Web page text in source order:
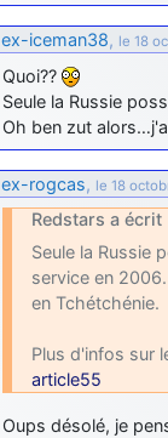
ex-iceman38, le 18
Quoi??
Seule la Russie
Oh ben zut
ex-rogcas, le 18
Redstars a écrit
Seule la Russie
service en
en Tchétchénie.
Plus d'infos sur
article55
Oups désolé, je